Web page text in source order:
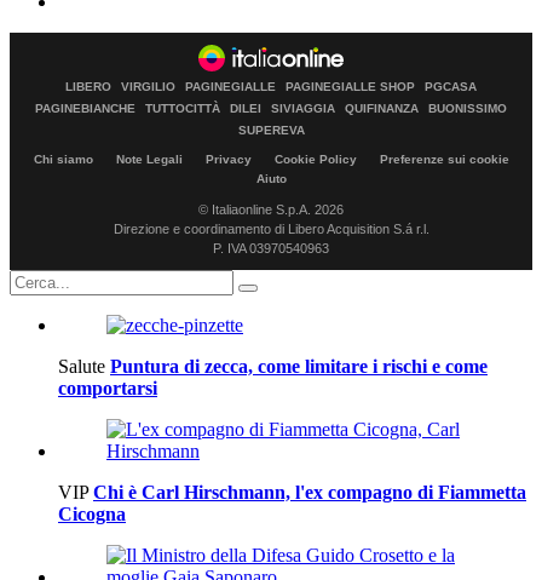
LIBERO VIRGILIO PAGINEGIALLE PAGINEGIALLE SHOP
PGCASA
PAGINEBIANCHE
TUTTOCITTÀ DILEI SIVIAGGIA QUIFINANZA
BUONISSIMO
SUPEREVA
Chi siamo Note Legali Privacy Cookie Policy
Preferenze sui cookie
Aiuto
© Italiaonline S.p.A. 2026
Direzione e coordinamento di Libero Acquisition S.á r.l.
P. IVA 03970540963
Salute Puntura di zecca, come limitare i rischi e come
comportarsi
VIP Chi è Carl Hirschmann, l'ex compagno di Fiammetta
Cicogna